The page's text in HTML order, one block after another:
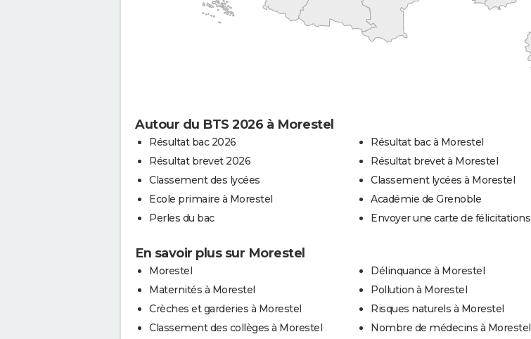
Autour du BTS 2026 à Morestel
Résultat bac 2026
Résultat brevet 2026
Classement des lycées
Ecole primaire à Morestel
Perles du bac
Résultat bac à Morestel
Résultat brevet à Morestel
Classement lycées à Morestel
Académie de Grenoble
Envoyer une carte de félicitations
En savoir plus sur Morestel
Morestel
Maternités à Morestel
Crèches et garderies à Morestel
Classement des collèges à Morestel
Délinquance à Morestel
Pollution à Morestel
Risques naturels à Morestel
Nombre de médecins à Morestel